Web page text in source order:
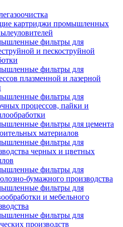
картриджи промышленных
фильтры для
и пескоструйной
фильтры для
плазменной и лазерной
фильтры для
процессов, пайки и
фильтры для цемента
материалов
фильтры для
черных и цветных
фильтры для
бумажного производства
фильтры для
и мебельного
фильтры для
производств